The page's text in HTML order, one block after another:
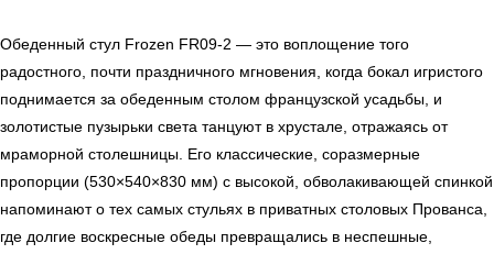
Обеденный стул Frozen FR09-2 — это воплощение того
радостного, почти праздничного мгновения, когда бокал игристого
поднимается за обеденным столом французской усадьбы, и
золотистые пузырьки света танцуют в хрустале, отражаясь от
мраморной столешницы. Его классические, соразмерные
пропорции (530×540×830 мм) с высокой, обволакивающей спинкой
напоминают о тех самых стульях в приватных столовых Прованса,
где долгие воскресные обеды превращались в неспешные,